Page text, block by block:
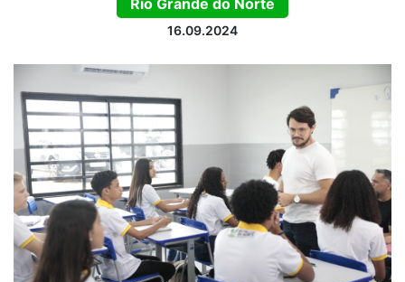
Rio Grande do Norte
16.09.2024